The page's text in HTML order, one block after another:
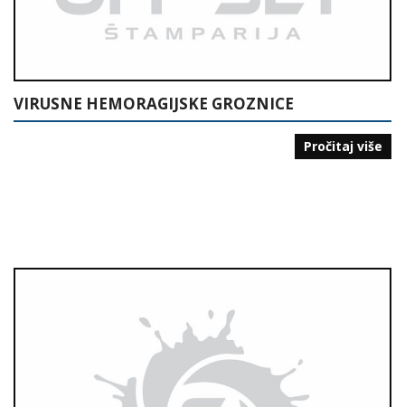
VIRUSNE HEMORAGIJSKE GROZNICE
Pročitaj više